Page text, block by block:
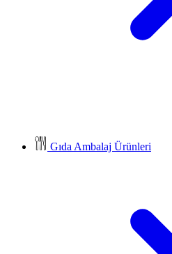
Gıda Ambalaj Ürünleri